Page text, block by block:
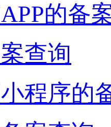
的备
查询
程序的